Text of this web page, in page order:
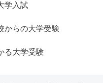
学入試
からの大学受験
る大学受験